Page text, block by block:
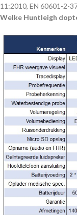
11:2010, EN 60601-2-
Welke Huntleigh